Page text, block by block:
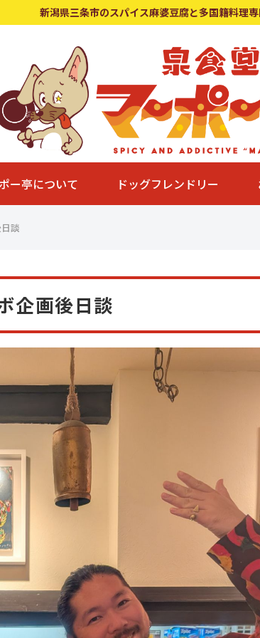
新潟県三条市のスパイス麻婆豆腐と多国籍料理
ー亭について ドッグフレンドリー
談
企画後日談